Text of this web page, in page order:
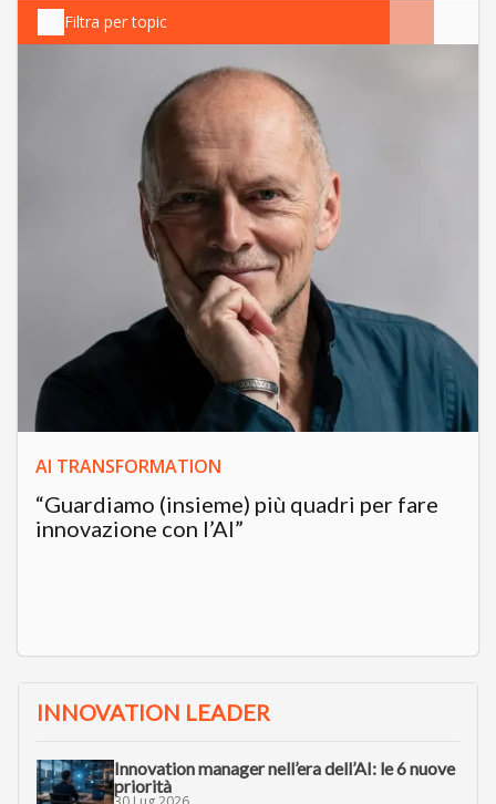
Filtra per topic
AI TRANSFORMATION
“Guardiamo (insieme) più quadri per fare
innovazione con l’AI”
INNOVATION LEADER
Innovation manager nell’era dell’AI: le 6 nuove
priorità